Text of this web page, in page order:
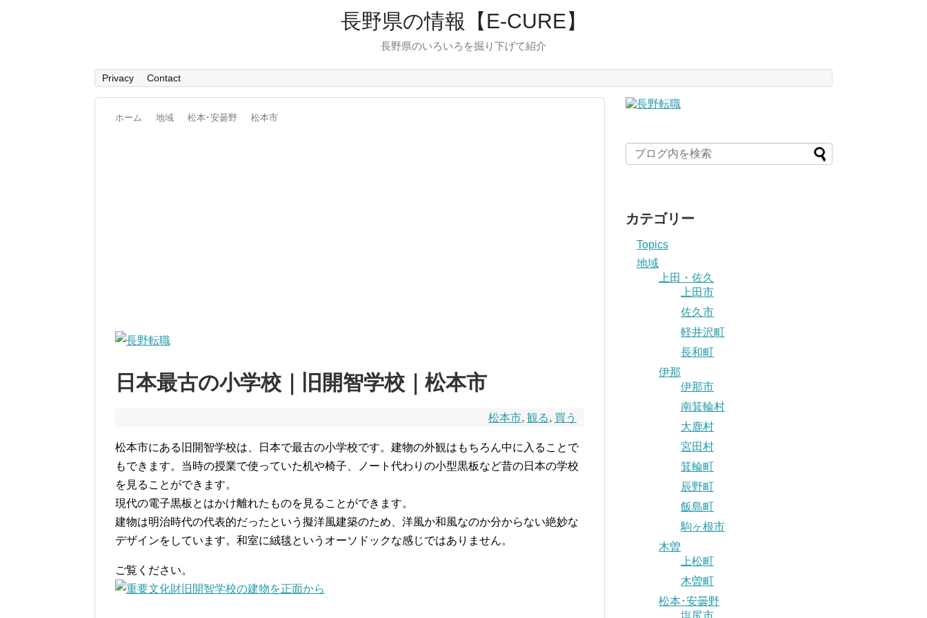
長野県の情報【E-CURE】
長野県のいろいろを掘り下げて紹介
Privacy Contact
ホーム 地域 松本･安曇野 松本市
日本最古の小学校｜旧開智学校｜松本市
松本市, 観る, 買う
松本市にある旧開智学校は、日本で最古の小学校です。建物の外観はもちろん中に入ることで
もできます。当時の授業で使っていた机や椅子、ノート代わりの小型黒板など昔の日本の学校
を見ることができます。
現代の電子黒板とはかけ離れたものを見ることができます。
建物は明治時代の代表的だったという擬洋風建築のため、洋風か和風なのか分からない絶妙な
デザインをしています。和室に絨毯というオーソドックな感じではありません。
ご覧ください。
カテゴリー
Topics
地域
上田・佐久
上田市
佐久市
軽井沢町
長和町
伊那
伊那市
南箕輪村
大鹿村
宮田村
箕輪町
辰野町
飯島町
駒ヶ根市
木曽
上松町
木曽町
松本･安曇野